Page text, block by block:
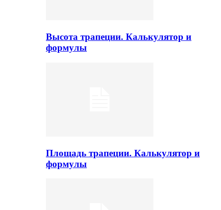
Высота трапеции. Калькулятор и
формулы
Площадь трапеции. Калькулятор и
формулы